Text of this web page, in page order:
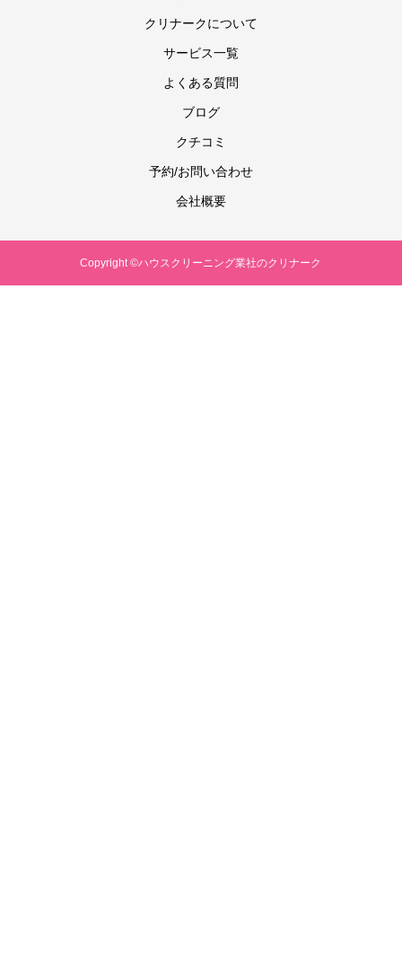
クリナークについて
サービス一覧
よくある質問
ブログ
クチコミ
予約/お問い合わせ
会社概要
Copyright ©ハウスクリーニング業社のクリナーク